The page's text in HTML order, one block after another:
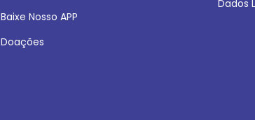
Baixe Nosso APP
Doações
Dados